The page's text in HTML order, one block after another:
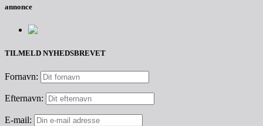
annonce
TILMELD NYHEDSBREVET
Fornavn:
Efternavn:
E-mail: